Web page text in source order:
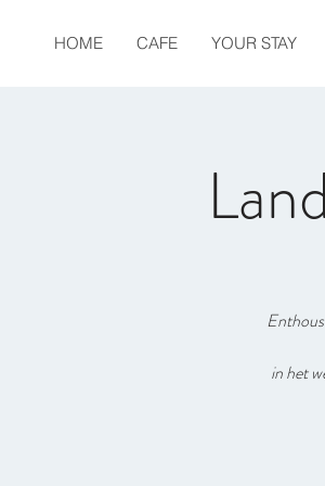
HOME CAFE YOUR STAY
in het